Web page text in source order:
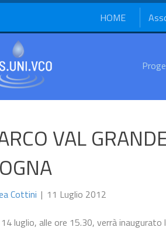
HOME
VAL
Cottini | 11 Luglio 2012
luglio, alle ore 15.30, verrà inaugurato